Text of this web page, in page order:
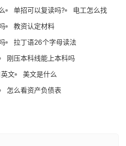
单招可以复读吗?
电工怎么找
教资认定材料
拉丁语26个字母读法
刚压本科线能上本科吗
文
美文是什么
怎么看资产负债表